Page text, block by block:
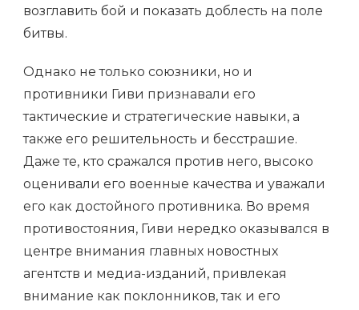
возглавить бой и показать доблесть на поле
битвы.
Однако не только союзники, но и
противники Гиви признавали его
тактические и стратегические навыки, а
также его решительность и бесстрашие.
Даже те, кто сражался против него, высоко
оценивали его военные качества и уважали
его как достойного противника. Во время
противостояния, Гиви нередко оказывался в
центре внимания главных новостных
агентств и медиа-изданий, привлекая
внимание как поклонников, так и его